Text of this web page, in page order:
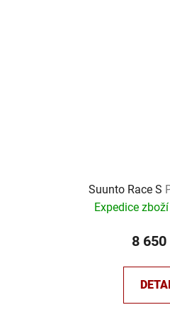
Suunto Race S
Expedice
8 650